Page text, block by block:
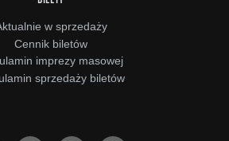
w sprzedaży
Cennik biletów
imprezy masowej
sprzedaży biletów